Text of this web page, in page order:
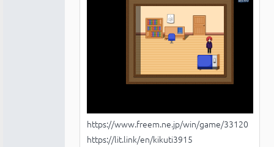
https://www.freem.ne.jp/win/game/33120
https://lit.link/en/kikuti3915